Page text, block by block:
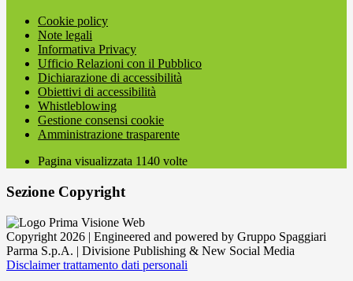
Cookie policy
Note legali
Informativa Privacy
Ufficio Relazioni con il Pubblico
Dichiarazione di accessibilità
Obiettivi di accessibilità
Whistleblowing
Gestione consensi cookie
Amministrazione trasparente
Pagina visualizzata 1140 volte
Sezione Copyright
Copyright 2026 | Engineered and powered by Gruppo Spaggiari
Parma S.p.A. | Divisione Publishing & New Social Media
Disclaimer trattamento dati personali